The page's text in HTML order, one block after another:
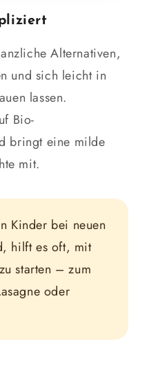
Alternativen,
und sich leicht in
lassen.
Bio-
bringt eine milde
mit.
Kinder bei neuen
hilft es oft, mit
starten – zum
oder